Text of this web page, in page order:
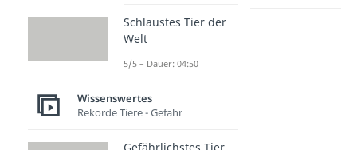
Schlaustes Tier der
Welt
5/5 – Dauer: 04:50
Wissenswertes
Rekorde Tiere - Gefahr
Gefährlichstes Tier